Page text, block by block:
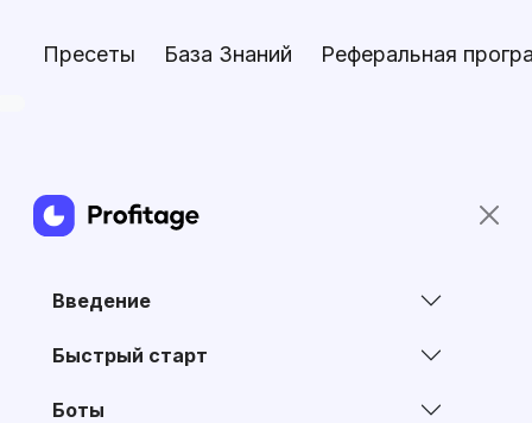
Пресеты База Знаний Реферальная
Введение
Быстрый старт
Боты